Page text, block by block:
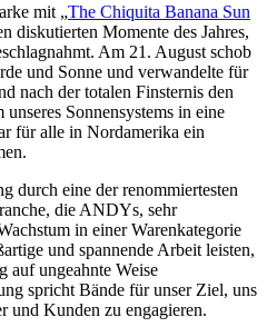
mit „The Chiquita Banana Sun
diskutierten Momente des Jahres,
Am 21. August schob
und Sonne und verwandelte für
nach der totalen Finsternis den
Sonnensystems in eine
für alle in Nordamerika ein
durch eine der renommiertesten
die ANDYs, sehr
in einer Warenkategorie
und spannende Arbeit leisten,
auf ungeahnte Weise
spricht Bände für unser Ziel, uns
und Kunden zu engagieren.